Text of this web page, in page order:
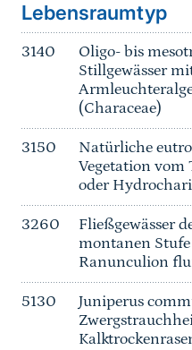
Lebensraumtyp
3140
Oligo- bis
Stillgewässer
(Characeae)
3150
Natürliche
Vegetation vom
oder
3260
Fließgewässer
montanen
Ranunculion
5130
Juniperus